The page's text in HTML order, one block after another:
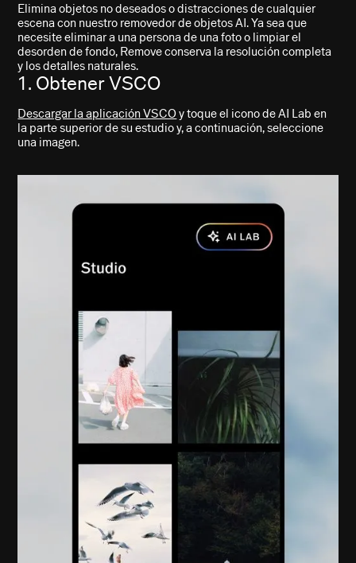
Elimina objetos no deseados o distracciones de cualquier
escena con nuestro removedor de objetos AI. Ya sea que
necesite eliminar a una persona de una foto o limpiar el
desorden de fondo, Remove conserva la resolución completa
y los detalles naturales.
1. Obtener VSCO
Descargar la aplicación VSCOy toque el icono de AI Lab en
la parte superior de su estudio y, a continuación, seleccione
una imagen.